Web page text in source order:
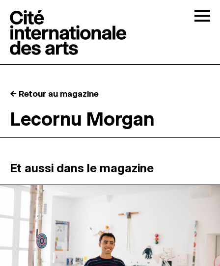
RÉSIDENCES ↓
ATELIERS OUVERTS
PROGRAMMATION
MAGAZINE
ESPACES DE PRATIQUE ARTISTIQUE ↓
← Retour au magazine
Lecornu Morgan
Et aussi dans le magazine